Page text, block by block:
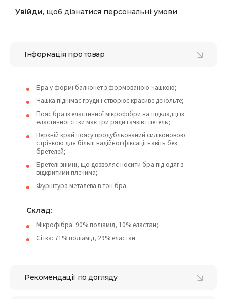
Увійди, щоб дізнатися персональні умови
Інформація про товар
Бра у формі балконет з формованою чашкою;
Чашка піднімає груди і створює красиве декольте;
Пояс бра із еластичної мікрофібри на підкладці із
еластичної сітки має три ряди гачків і петель;
Верхній край поясу продубльований силіконовою
стрічкою для більш надійної фіксації навіть без
бретелей;
Бретелі знімні, що дозволяє носити бра під одяг з
відкритими плечима;
Фурнітура металева в тон бра.
Склад:
Мікрофібра: 90% поліамід, 10% еластан;
Сітка: 71% поліамід, 29% еластан.
Рекомендації по догляду